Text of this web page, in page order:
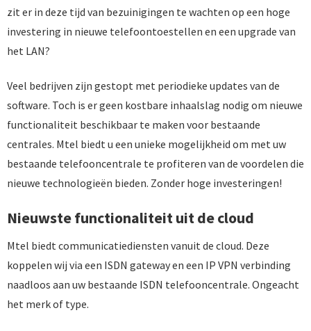
zit er in deze tijd van bezuinigingen te wachten op een hoge
investering in nieuwe telefoontoestellen en een upgrade van
het LAN?
Veel bedrijven zijn gestopt met periodieke updates van de
software. Toch is er geen kostbare inhaalslag nodig om nieuwe
functionaliteit beschikbaar te maken voor bestaande
centrales. Mtel biedt u een unieke mogelijkheid om met uw
bestaande telefooncentrale te profiteren van de voordelen die
nieuwe technologieën bieden. Zonder hoge investeringen!
Nieuwste functionaliteit uit de cloud
Mtel biedt communicatiediensten vanuit de cloud. Deze
koppelen wij via een ISDN gateway en een IP VPN verbinding
naadloos aan uw bestaande ISDN telefooncentrale. Ongeacht
het merk of type.